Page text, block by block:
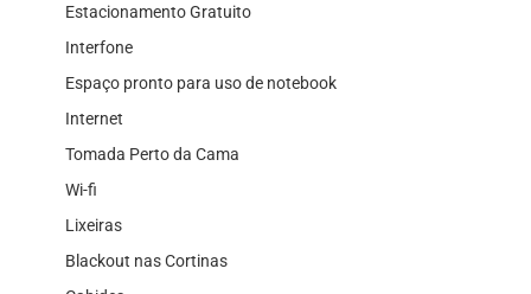
Estacionamento Gratuito
Interfone
Espaço pronto para uso de notebook
Internet
Tomada Perto da Cama
Wi-fi
Lixeiras
Blackout nas Cortinas